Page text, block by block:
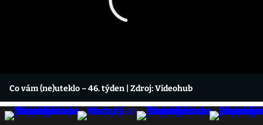
Co vám (ne)uteklo – 46. týden | Zdroj: Videohub